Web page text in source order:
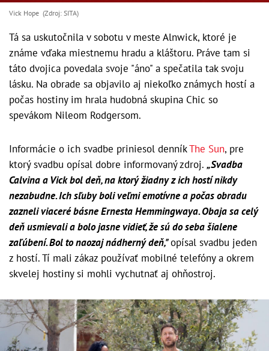
Vick Hope (Zdroj: SITA)
Tá sa uskutočnila v sobotu v meste Alnwick, ktoré je
známe vďaka miestnemu hradu a kláštoru. Práve tam si
táto dvojica povedala svoje "áno" a spečatila tak svoju
lásku. Na obrade sa objavilo aj niekoľko známych hostí a
počas hostiny im hrala hudobná skupina Chic so
spevákom Nileom Rodgersom.
Informácie o ich svadbe priniesol denníkThe Sun, pre
ktorý svadbu opísal dobre informovaný zdroj. „Svadba
Calvina a Vick bol deň, na ktorý žiadny z ich hostí nikdy
nezabudne. Ich sľuby boli veľmi emotívne a počas obradu
zazneli viaceré básne Ernesta Hemmingwaya. Obaja sa celý
deň usmievali a bolo jasne vidieť, že sú do seba šialene
zaľúbení. Bol to naozaj nádherný deň,"opísal svadbu jeden
z hostí. Tí mali zákaz používať mobilné telefóny a okrem
skvelej hostiny si mohli vychutnať aj ohňostroj.